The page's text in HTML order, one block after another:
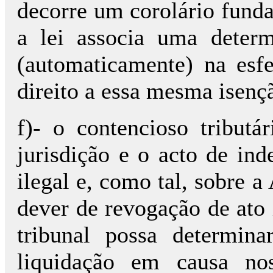
decorre um corolário
a lei associa uma
(automaticamente) na
direito a essa mesma
f)- o contencioso
jurisdição e o acto de
ilegal e, como tal, sobre
dever de revogação de
tribunal possa
liquidação em causa